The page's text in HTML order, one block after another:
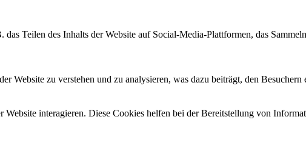
Teilen des Inhalts der Website auf Social-Media-Plattformen, das
Website zu verstehen und zu analysieren, was dazu beiträgt, den Besuchern
interagieren. Diese Cookies helfen bei der Bereitstellung von